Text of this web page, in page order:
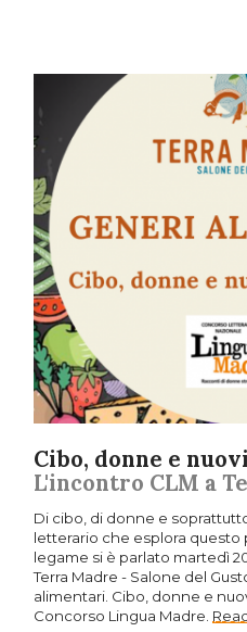
Cibo, donne e
L'incontro CLM a
Di cibo, di donne e
letterario che esplora
legame si è parlato martedì
Terra Madre - Salone del
alimentari. Cibo, donne e
Concorso Lingua Madre.